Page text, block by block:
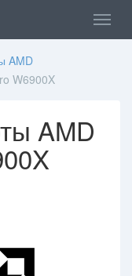
AMD
W6900X
AMD